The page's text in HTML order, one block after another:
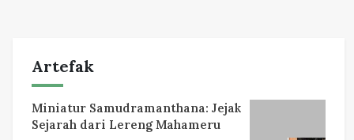
Artefak
Miniatur Samudramanthana: Jejak
Sejarah dari Lereng Mahameru